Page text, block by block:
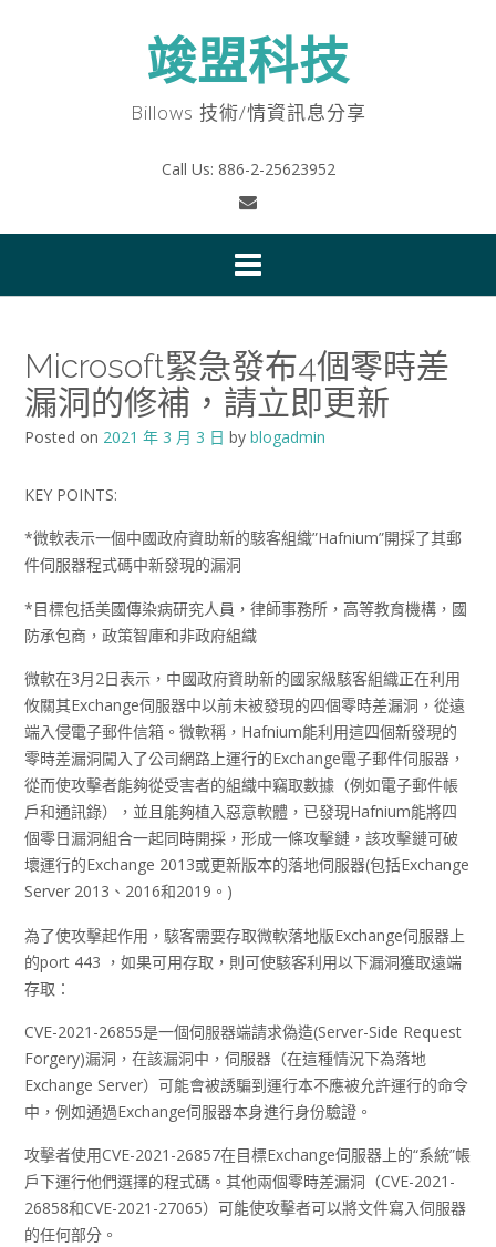
竣盟科技
Billows 技術/情資訊息分享
Call Us: 886-2-25623952
Microsoft緊急發布4個零時差
漏洞的修補，請立即更新
Posted on 2021 年 3 月 3 日 by blogadmin
KEY POINTS:
*微軟表示一個中國政府資助新的駭客組織”Hafnium”開採了其郵
件伺服器程式碼中新發現的漏洞
*目標包括美國傳染病研究人員，律師事務所，高等教育機構，國
防承包商，政策智庫和非政府組織
微軟在3月2日表示，中國政府資助新的國家級駭客組織正在利用
攸關其Exchange伺服器中以前未被發現的四個零時差漏洞，從遠
端入侵電子郵件信箱。微軟稱，Hafnium能利用這四個新發現的
零時差漏洞闖入了公司網路上運行的Exchange電子郵件伺服器，
從而使攻擊者能夠從受害者的組織中竊取數據（例如電子郵件帳
戶和通訊錄），並且能夠植入惡意軟體，已發現Hafnium能將四
個零日漏洞組合一起同時開採，形成一條攻擊鏈，該攻擊鏈可破
壞運行的Exchange 2013或更新版本的落地伺服器(包括Exchange
Server 2013、2016和2019。)
為了使攻擊起作用，駭客需要存取微軟落地版Exchange伺服器上
的port 443 ，如果可用存取，則可使駭客利用以下漏洞獲取遠端
存取：
CVE-2021-26855是一個伺服器端請求偽造(Server-Side Request
Forgery)漏洞，在該漏洞中，伺服器（在這種情況下為落地
Exchange Server）可能會被誘騙到運行本不應被允許運行的命令
中，例如通過Exchange伺服器本身進行身份驗證。
攻擊者使用CVE-2021-26857在目標Exchange伺服器上的“系統”帳
戶下運行他們選擇的程式碼。其他兩個零時差漏洞（CVE-2021-
26858和CVE-2021-27065）可能使攻擊者可以將文件寫入伺服器
的任何部分。